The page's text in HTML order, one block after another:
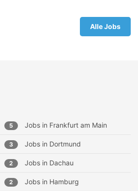
Alle Jobs
5 Jobs in Frankfurt am Main
3 Jobs in Dortmund
2 Jobs in Dachau
2 Jobs in Hamburg